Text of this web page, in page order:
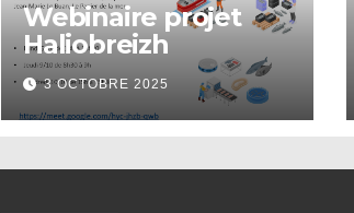
Webinaire projet
Haliobreizh
3 OCTOBRE 2025